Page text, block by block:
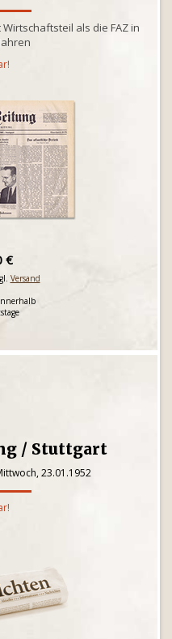
als die FAZ in
€
Versand
/ Stuttgart
23.01.1952